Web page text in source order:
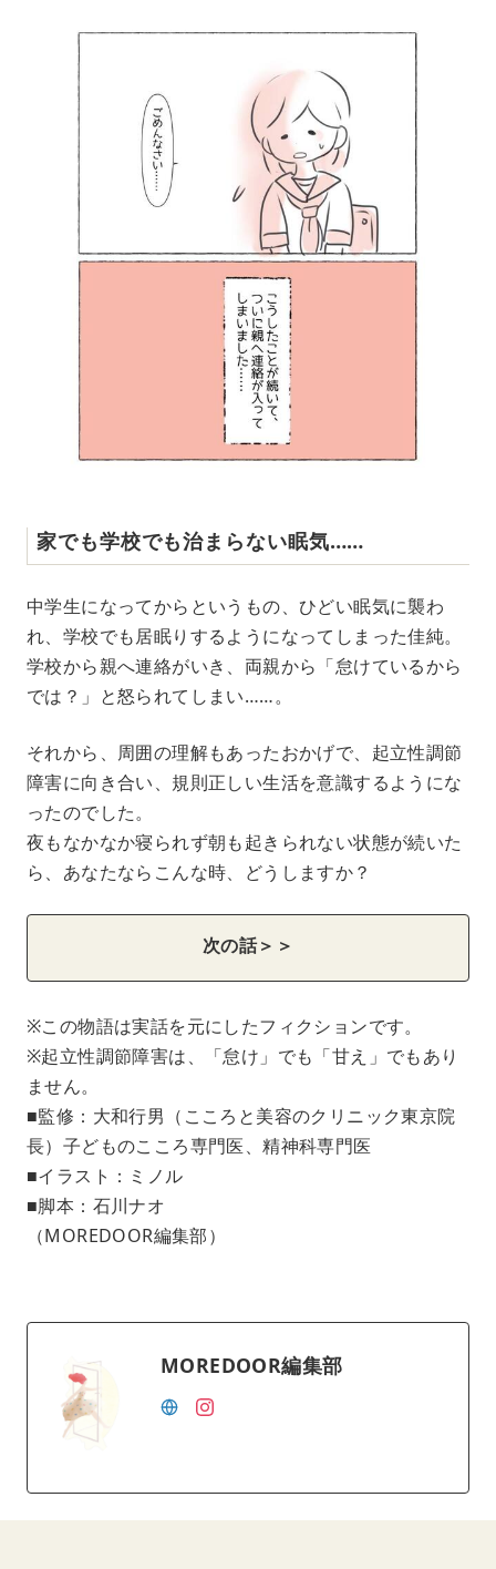
家でも学校でも治まらない眠気……
中学生になってからというもの、ひどい眠気に襲わ
れ、学校でも居眠りするようになってしまった佳純。
学校から親へ連絡がいき、両親から「怠けているから
では？」と怒られてしまい……。
それから、周囲の理解もあったおかげで、起立性調節
障害に向き合い、規則正しい生活を意識するようにな
ったのでした。
夜もなかなか寝られず朝も起きられない状態が続いた
ら、あなたならこんな時、どうしますか？
次の話＞＞
※この物語は実話を元にしたフィクションです。
※起立性調節障害は、「怠け」でも「甘え」でもあり
ません。
■監修：大和行男（こころと美容のクリニック東京院
長）子どものこころ専門医、精神科専門医
■イラスト：ミノル
■脚本：石川ナオ
（MOREDOOR編集部）
MOREDOOR編集部